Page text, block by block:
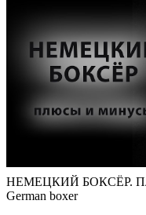
НЕМЕЦКИЙ БОКСЁР.
German boxer